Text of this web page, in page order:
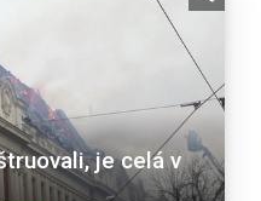
je celá v